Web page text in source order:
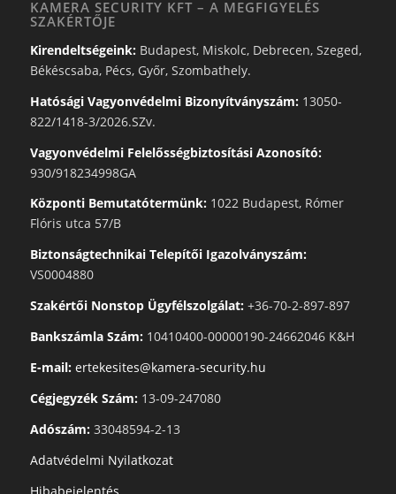
KAMERA SECURITY KFT – A MEGFIGYELÉS
SZAKÉRTŐJE
Kirendeltségeink:Budapest, Miskolc, Debrecen, Szeged,
Békéscsaba, Pécs, Győr, Szombathely.
Hatósági Vagyonvédelmi Bizonyítványszám:13050-
822/1418-3/2026.SZv.
Vagyonvédelmi Felelősségbiztosítási Azonosító:
930/918234998GA
Központi Bemutatótermünk:1022 Budapest, Rómer
Flóris utca 57/B
Biztonságtechnikai Telepítői Igazolványszám:
VS0004880
Szakértői Nonstop Ügyfélszolgálat:+36-70-2-897-897
Bankszámla Szám:10410400-00000190-24662046 K&H
E-mail: ertekesites@kamera-security.hu
Cégjegyzék Szám:13-09-247080
Adószám:33048594-2-13
Adatvédelmi Nyilatkozat
Hibabejelentés